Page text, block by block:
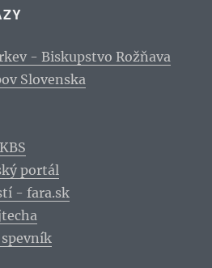
- Biskupstvo Rožňava
Slovenska
portál
- fara.sk